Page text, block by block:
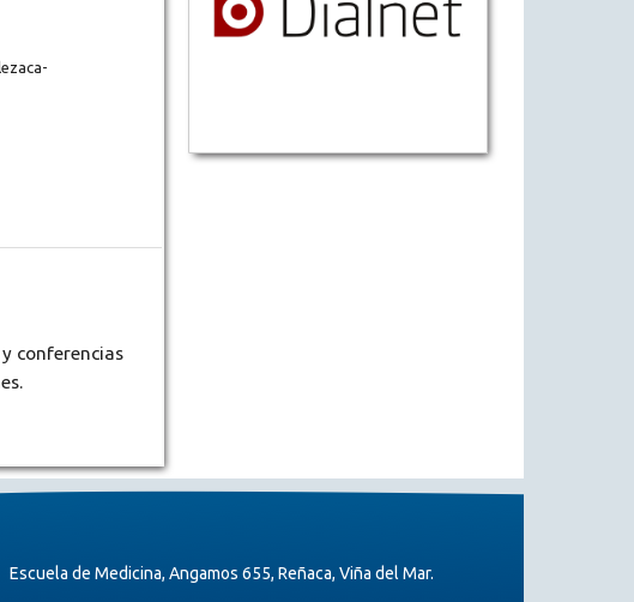
conferencias
Escuela de Medicina, Angamos 655, Reñaca, Viña del Mar.